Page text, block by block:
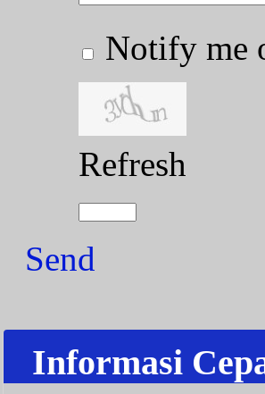
Notify me
Refresh
Send
Informasi